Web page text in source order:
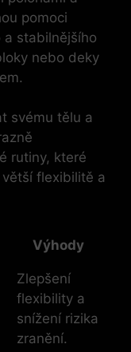
pomoci
a stabilnějšího
nebo deky
svému tělu a
rutiny, které
flexibilitě a
Výhody
Zlepšení
flexibility a
snížení rizika
zranění.